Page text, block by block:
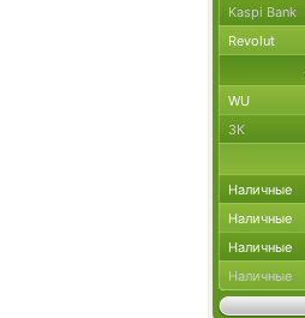
Kaspi Bank
Revolut
WU
ЗК
Наличные
Наличные
Наличные
Наличные